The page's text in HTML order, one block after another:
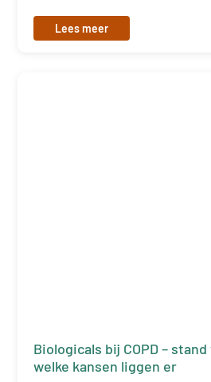
Lees meer
Biologicals bij COPD – stand
welke kansen liggen er